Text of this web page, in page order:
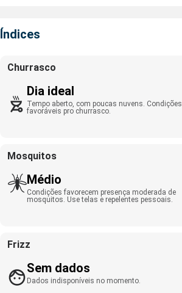
Índices
Churrasco
Dia ideal
Tempo aberto, com poucas nuvens. Condições
favoráveis pro churrasco.
Mosquitos
Médio
Condições favorecem presença moderada de
mosquitos. Use telas e repelentes pessoais.
Frizz
Sem dados
Dados indisponíveis no momento.